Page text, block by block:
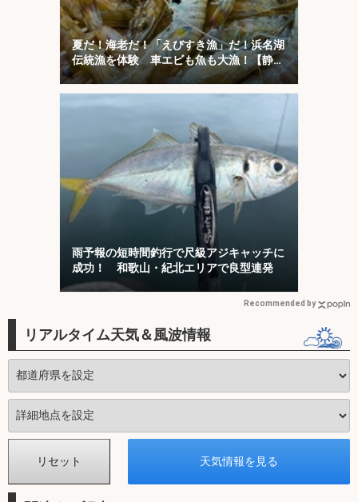
夏だ！海老だ！「えびすき漁」だ！浜名湖
伝統漁を体験 車エビも魚も大漁！【静
岡】
雨予報の短時間釣行で尺級アジキャッチに
成功！ 和歌山・紀北エリアで良型連発
Recommended by
リアルタイム天気＆風波情報